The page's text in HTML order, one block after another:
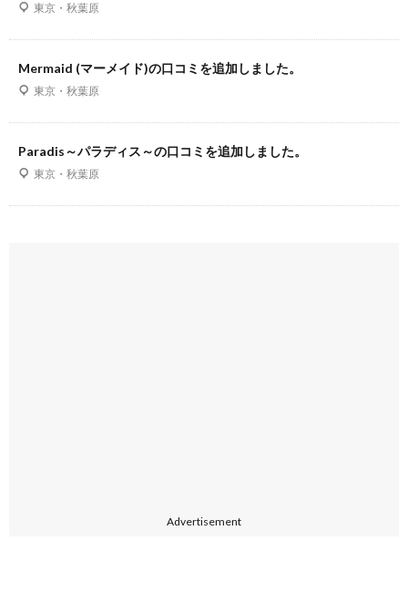
東京・秋葉原
Mermaid (マーメイド)の口コミを追加しました。
東京・秋葉原
Paradis～パラディス～の口コミを追加しました。
東京・秋葉原
Advertisement